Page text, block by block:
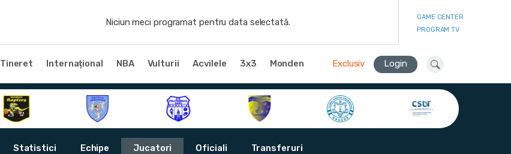
Niciun meci programat pentru data selectată.
GAME CENTER
PROGRAM TV
Tineret Internațional NBA Vulturii Acvilele 3x3 Monden Exclusiv Login
Statistici Echipe Jucatori Oficiali Transferuri